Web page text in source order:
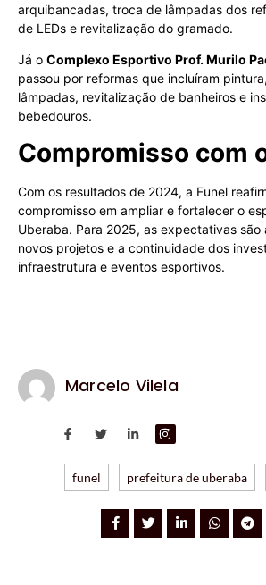
arquibancadas, troca de lâmpadas dos
de LEDs e revitalização do gramado.
Já o Complexo Esportivo Prof. Murilo
passou por reformas que incluíram
lâmpadas, revitalização de banheiros e
bebedouros.
Compromisso com
Com os resultados de 2024, a Funel
compromisso em ampliar e fortalecer o
Uberaba. Para 2025, as expectativas são
novos projetos e a continuidade dos
infraestrutura e eventos esportivos.
Marcelo Vilela
funel prefeitura de uberaba